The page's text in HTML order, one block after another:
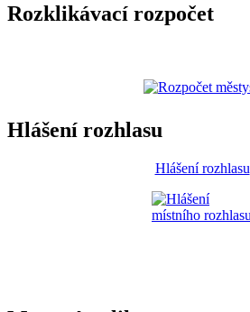
Rozklikávací rozpočet
Hlášení rozhlasu
Hlášení rozhlasu